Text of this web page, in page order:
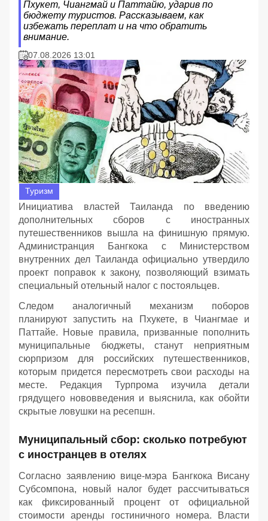
Пхукет, Чиангмай и Паттайю, ударив по
бюджету туристов. Рассказываем, как
избежать переплат и на что обратить
внимание.
07.08.2026 13:01
Туризм
Инициатива властей Таиланда по введению
дополнительных сборов с иностранных
путешественников вышла на финишную прямую.
Администранция Бангкока с Министерством
внутренних дел Таиланда официально утвердило
проект поправок к закону, позволяющий взимать
специальный отельный налог с постояльцев.
Следом аналогичный механизм поборов
планируют запустить на Пхукете, в Чиангмае и
Паттайе. Новые правила, призванные пополнить
муниципальные бюджеты, станут неприятным
сюрпризом для российских путешественников,
которым придется пересмотреть свои расходы на
месте. Редакция Турпрома изучила детали
грядущего нововведения и выяснила, как обойти
скрытые ловушки на ресепшн.
Муниципальный сбор: сколько потребуют
с иностранцев в отелях
Согласно заявлению вице-мэра Бангкока Висану
Субсомпона, новый налог будет рассчитываться
как фиксированный процент от официальной
стоимости аренды гостиничного номера. Власти